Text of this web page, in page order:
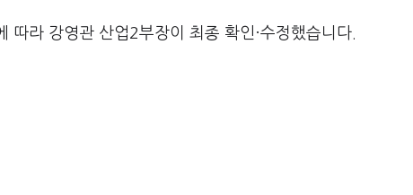
따라 강영관 산업2부장이 최종 확인·수정했습니다.